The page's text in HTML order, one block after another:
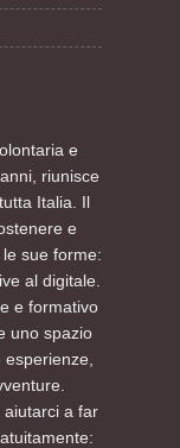
e
riunisce
Italia. Il
e
sue forme:
al digitale.
e formativo
uno spazio
aiutarci a far